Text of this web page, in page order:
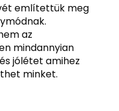
említettük meg
az
mindannyian
jólétet amihez
minket.